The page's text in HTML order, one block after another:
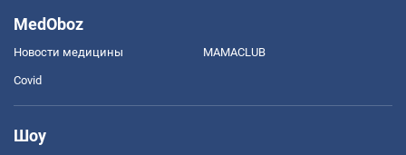
MedOboz
Новости медицины MAMACLUB
Covid
Шоу